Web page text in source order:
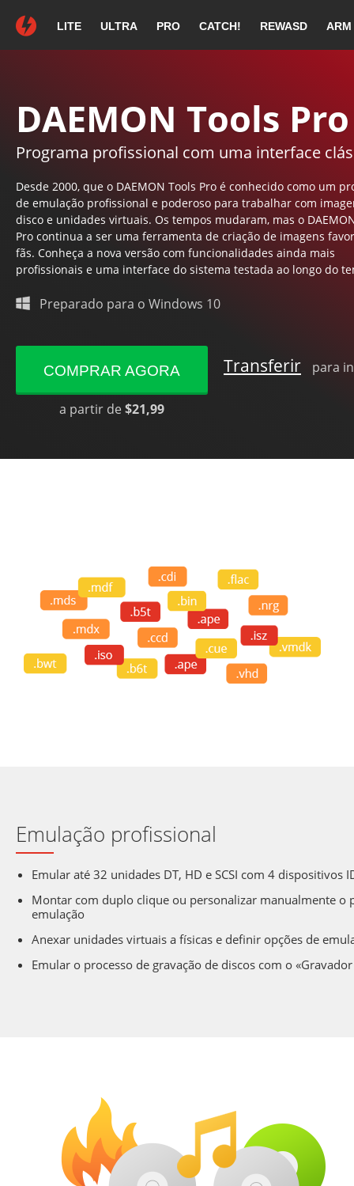
LITE ULTRA PRO CATCH! REWASD ARM
DAEMON Tools
Programa profissional com uma interface
Desde 2000, que o DAEMON Tools Pro é conhecido como um
de emulação profissional e poderoso para trabalhar com
disco e unidades virtuais. Os tempos mudaram, mas o
Pro continua a ser uma ferramenta de criação de imagens
fãs. Conheça a nova versão com funcionalidades ainda mais
profissionais e uma interface do sistema testada ao longo do
Preparado para o Windows 10
COMPRAR AGORA
a partir de$21,99
Transferir para
Emulação profissional
Emular até 32 unidades DT, HD e SCSI com 4 dispositivos
Montar com duplo clique ou personalizar manualmente o
emulação
Anexar unidades virtuais a físicas e definir opções de
Emular o processo de gravação de discos com o
Continue com a instalação seguindo
as instruções no ecrã.